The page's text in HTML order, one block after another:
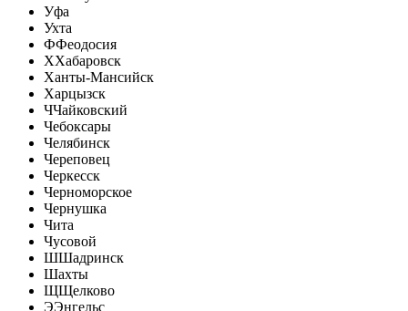
Уфа
Ухта
ФФеодосия
ХХабаровск
Ханты-Мансийск
Харцызск
ЧЧайковский
Чебоксары
Челябинск
Череповец
Черкесск
Черноморское
Чернушка
Чита
Чусовой
ШШадринск
Шахты
ЩЩелково
ЭЭнгельс